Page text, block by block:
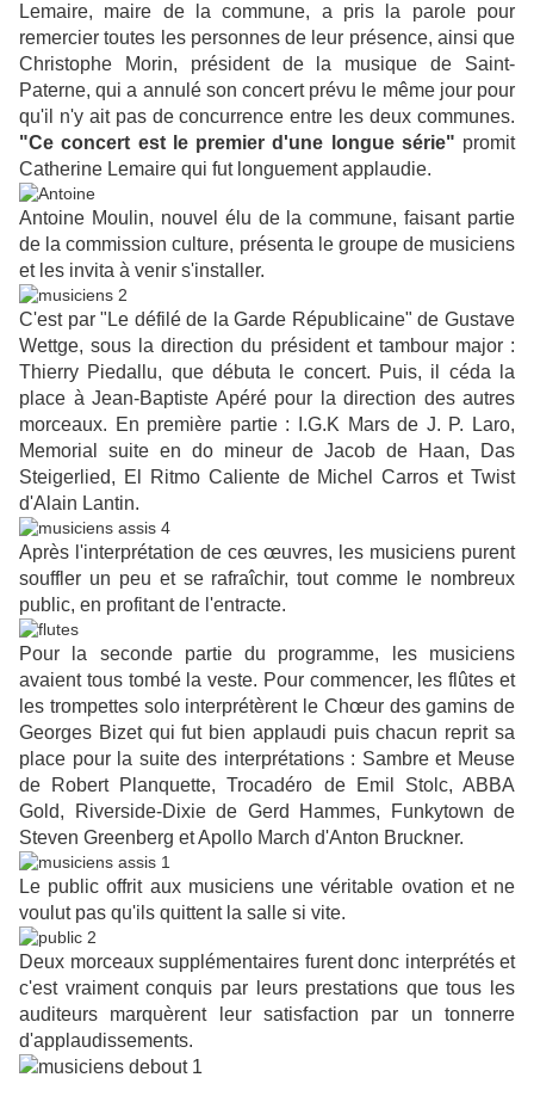
Lemaire, maire de la commune, a pris la parole pour
remercier toutes les personnes de leur présence, ainsi que
Christophe Morin, président de la musique de Saint-
Paterne, qui a annulé son concert prévu le même jour pour
qu'il n'y ait pas de concurrence entre les deux communes.
"Ce concert est le premier d'une longue série" promit
Catherine Lemaire qui fut longuement applaudie.
Antoine Moulin, nouvel élu de la commune, faisant partie
de la commission culture, présenta le groupe de musiciens
et les invita à venir s'installer.
C'est par "Le défilé de la Garde Républicaine" de Gustave
Wettge, sous la direction du président et tambour major :
Thierry Piedallu, que débuta le concert. Puis, il céda la
place à Jean-Baptiste Apéré pour la direction des autres
morceaux. En première partie : I.G.K Mars de J. P. Laro,
Memorial suite en do mineur de Jacob de Haan, Das
Steigerlied, El Ritmo Caliente de Michel Carros et Twist
d'Alain Lantin.
Après l'interprétation de ces œuvres, les musiciens purent
souffler un peu et se rafraîchir, tout comme le nombreux
public, en profitant de l'entracte.
Pour la seconde partie du programme, les musiciens
avaient tous tombé la veste. Pour commencer, les flûtes et
les trompettes solo interprétèrent le Chœur des gamins de
Georges Bizet qui fut bien applaudi puis chacun reprit sa
place pour la suite des interprétations : Sambre et Meuse
de Robert Planquette, Trocadéro de Emil Stolc, ABBA
Gold, Riverside-Dixie de Gerd
Hammes, Funkytown de
Steven Greenberg et Apollo March d'Anton Bruckner.
Le public offrit aux musiciens une véritable ovation et ne
voulut pas qu'ils quittent la salle si vite.
Deux morceaux supplémentaires furent donc interprétés et
c'est vraiment conquis par leurs prestations que tous les
auditeurs marquèrent leur satisfaction par un tonnerre
d'applaudissements.